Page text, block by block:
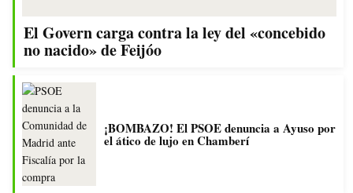
El Govern carga contra la ley del «concebido
no nacido» de Feijóo
¡BOMBAZO! El PSOE denuncia a Ayuso por
el ático de lujo en Chamberí